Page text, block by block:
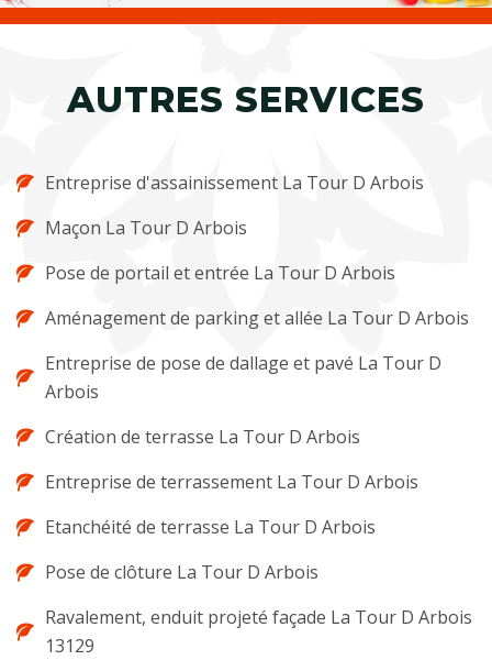
AUTRES SERVICES
Entreprise d'assainissement La Tour D Arbois
Maçon La Tour D Arbois
Pose de portail et entrée La Tour D Arbois
Aménagement de parking et allée La Tour D Arbois
Entreprise de pose de dallage et pavé La Tour D
Arbois
Création de terrasse La Tour D Arbois
Entreprise de terrassement La Tour D Arbois
Etanchéité de terrasse La Tour D Arbois
Pose de clôture La Tour D Arbois
Ravalement, enduit projeté façade La Tour D Arbois
13129